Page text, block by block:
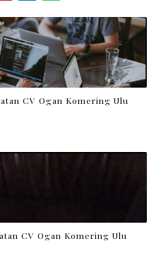
CV Ogan Komering Ulu
CV Ogan Komering Ulu